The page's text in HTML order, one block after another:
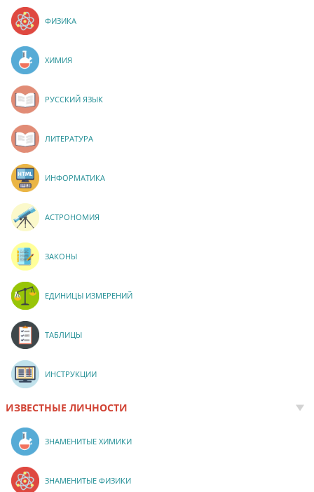
ФИЗИКА
ХИМИЯ
РУССКИЙ ЯЗЫК
ЛИТЕРАТУРА
ИНФОРМАТИКА
АСТРОНОМИЯ
ЗАКОНЫ
ЕДИНИЦЫ ИЗМЕРЕНИЙ
ТАБЛИЦЫ
ИНСТРУКЦИИ
ИЗВЕСТНЫЕ ЛИЧНОСТИ
ЗНАМЕНИТЫЕ ХИМИКИ
ЗНАМЕНИТЫЕ ФИЗИКИ